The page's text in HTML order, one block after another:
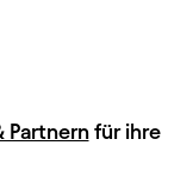
Partnernfür ihre